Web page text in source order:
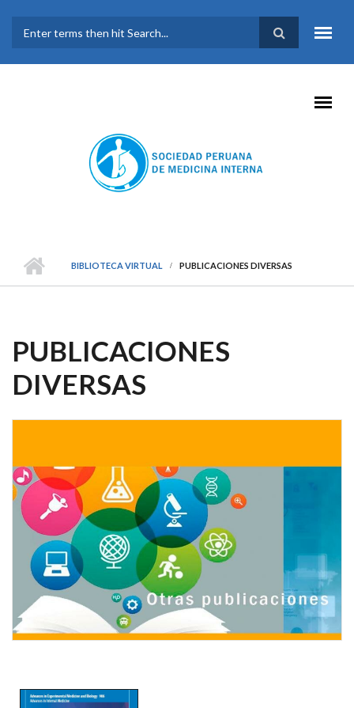
FORMULARIO DE
BÚSQUEDA
BIBLIOTECA VIRTUAL PUBLICACIONES DIVERSAS
PUBLICACIONES
DIVERSAS